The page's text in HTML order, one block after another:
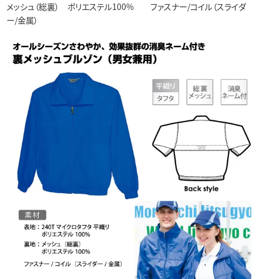
メッシュ（総裏） ポリエステル100% ファスナー/コイル（スライダ
ー/金属）